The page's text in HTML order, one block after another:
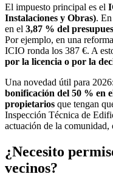
El impuesto principal es el
Instalaciones y Obras).
en el 3,87 % del
Por ejemplo, en una
ICIO ronda los 387 €. A
por la licencia o por la
Una novedad útil para
bonificación del 50 % en
propietarios que tengan
Inspección Técnica de
actuación de la
¿Necesito
vecinos?